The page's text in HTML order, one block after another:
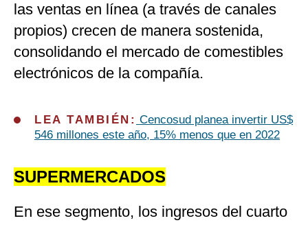
las ventas en línea (a través de canales
propios) crecen de manera sostenida,
consolidando el mercado de comestibles
electrónicos de la compañía.
LEA TAMBIÉN: Cencosud planea invertir US$
546 millones este año, 15% menos que en 2022
SUPERMERCADOS
En ese segmento, los ingresos del cuarto